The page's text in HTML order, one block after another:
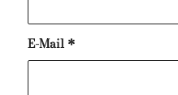
E-Mail *